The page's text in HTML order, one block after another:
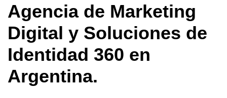
Agencia de Marketing
Digital y Soluciones de
Identidad 360 en
Argentina.